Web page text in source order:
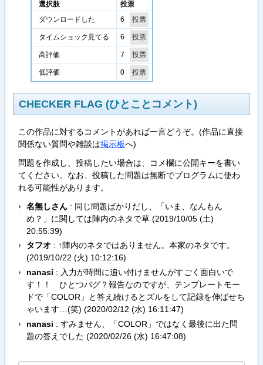
選択肢 投票
ダウンロードした 6
タイムショック見てる 6
高評価 7
低評価 0
CHECKER FLAG (ひとことコメント)
この作品に対するコメントがあれば一言どうぞ。(作品に直接
関係ない質問や雑談は掲示板へ)
問題を作成し、投稿したい場合は、コメ欄に公開キーを書い
てください。なお、投稿した問題は無断でプログラムに使わ
れる可能性があります。
名無しさん: 同じ問題ばかりだし、「いま、なんもん
め？」に関しては陣内のネタで草 (2019/10/05 (土)
20:55:39)
タフオ : ↑陣内のネタではありません。本家のネタです。
(2019/10/22 (火) 10:12:16)
nanasi : 入力が時間に追い付けませんがすごく面白いで
す！！ ひとつバグ？報告なのですが、テンプレートモー
ドで「COLOR」と答え続けるとズルをして記録を伸ばせち
ゃいます…(笑) (2020/02/12 (水) 16:11:47)
nanasi : すみません、「COLOR」ではなく最後に出た問
題の答えでした (2020/02/26 (水) 16:47:08)